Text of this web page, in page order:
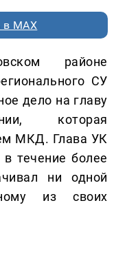
MAX
районе
СУ
дело на главу
которая
МКД. Глава УК
течение более
ни одной
из своих